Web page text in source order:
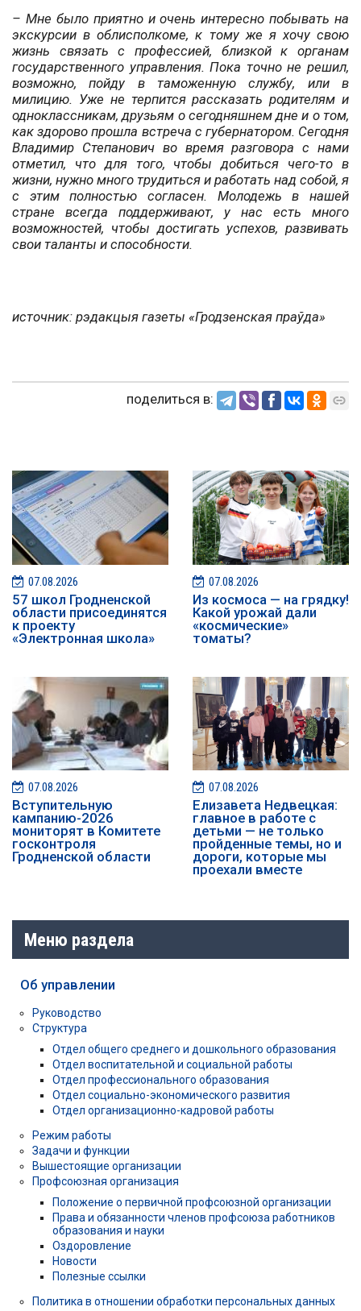
– Мне было приятно и очень интересно побывать на
экскурсии в облисполкоме, к тому же я хочу свою
жизнь связать с профессией, близкой к органам
государственного управления. Пока точно не решил,
возможно, пойду в таможенную службу, или в
милицию. Уже не терпится рассказать родителям и
одноклассникам, друзьям о сегодняшнем дне и о том,
как здорово прошла встреча с губернатором. Сегодня
Владимир Степанович во время разговора с нами
отметил, что для того, чтобы добиться чего-то в
жизни, нужно много трудиться и работать над собой, я
с этим полностью согласен. Молодежь в нашей
стране всегда поддерживают, у нас есть много
возможностей, чтобы достигать успехов, развивать
свои таланты и способности.
источник: рэдакцыя газеты «Гродзенская праўда»
поделиться в:
07.08.2026
57 школ Гродненской
области присоединятся
к проекту
«Электронная школа»
07.08.2026
Из космоса — на грядку!
Какой урожай дали
«космические»
томаты?
07.08.2026
️️Вступительную
кампанию-2026
мониторят в Комитете
госконтроля
Гродненской области
07.08.2026
Елизавета Недвецкая:
главное в работе с
детьми — не только
пройденные темы, но и
дороги, которые мы
проехали вместе
Меню раздела
Об управлении
Руководство
Структура
Отдел общего среднего и дошкольного образования
Отдел воспитательной и социальной работы
Отдел профессионального образования
Отдел социально-экономического развития
Отдел организационно-кадровой работы
Режим работы
Задачи и функции
Вышестоящие организации
Профсоюзная организация
Положение о первичной профсоюзной организации
Права и обязанности членов профсоюза работников
образования и науки
Оздоровление
Новости
Полезные ссылки
Политика в отношении обработки персональных данных